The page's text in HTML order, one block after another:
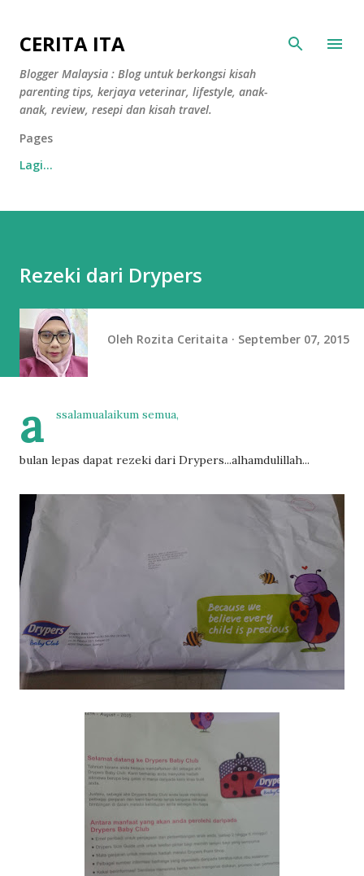
CERITA ITA
Blogger Malaysia : Blog untuk berkongsi kisah
parenting tips, kerjaya veterinar, lifestyle, anak-
anak, review, resepi dan kisah travel.
Pages
Lagi…
Rezeki dari Drypers
Oleh Rozita Ceritaita September 07, 2015
a ssalamualaikum semua,
bulan lepas dapat rezeki dari Drypers...alhamdulillah...